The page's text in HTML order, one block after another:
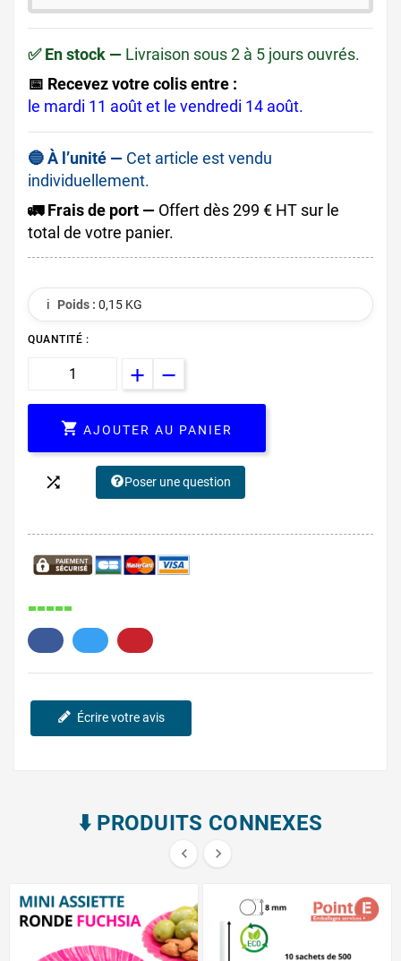
✅ En stock — Livraison sous 2 à 5 jours ouvrés.
📅 Recevez votre colis entre :
le mardi 11 août et le vendredi 14 août.
🔵 À l’unité — Cet article est vendu
individuellement.
🚛 Frais de port — Offert dès 299 € HT sur le
total de votre panier.
ℹ️ Poids : 0,15 KG
QUANTITÉ :
 AJOUTER AU PANIER
 Poser une question
Écrire votre avis
⬇️​ PRODUITS CONNEXES
 